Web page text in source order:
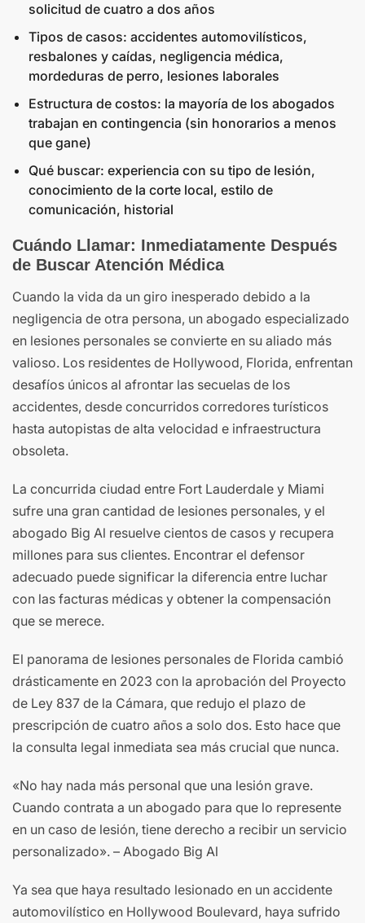
solicitud de cuatro a dos años
Tipos de casos: accidentes automovilísticos,
resbalones y caídas, negligencia médica,
mordeduras de perro, lesiones laborales
Estructura de costos: la mayoría de los abogados
trabajan en contingencia (sin honorarios a menos
que gane)
Qué buscar: experiencia con su tipo de lesión,
conocimiento de la corte local, estilo de
comunicación, historial
Cuándo Llamar: Inmediatamente Después
de Buscar Atención Médica
Cuando la vida da un giro inesperado debido a la
negligencia de otra persona, un abogado especializado
en lesiones personales se convierte en su aliado más
valioso. Los residentes de Hollywood, Florida, enfrentan
desafíos únicos al afrontar las secuelas de los
accidentes, desde concurridos corredores turísticos
hasta autopistas de alta velocidad e infraestructura
obsoleta.
La concurrida ciudad entre Fort Lauderdale y Miami
sufre una gran cantidad de lesiones personales, y el
abogado Big Al resuelve cientos de casos y recupera
millones para sus clientes. Encontrar el defensor
adecuado puede significar la diferencia entre luchar
con las facturas médicas y obtener la compensación
que se merece.
El panorama de lesiones personales de Florida cambió
drásticamente en 2023 con la aprobación del Proyecto
de Ley 837 de la Cámara, que redujo el plazo de
prescripción de cuatro años a solo dos. Esto hace que
la consulta legal inmediata sea más crucial que nunca.
«No hay nada más personal que una lesión grave.
Cuando contrata a un abogado para que lo represente
en un caso de lesión, tiene derecho a recibir un servicio
personalizado». – Abogado Big Al
Ya sea que haya resultado lesionado en un accidente
automovilístico en Hollywood Boulevard, haya sufrido